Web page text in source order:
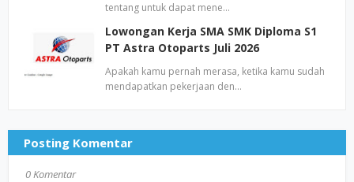
tentang untuk dapat mene…
Lowongan Kerja SMA SMK Diploma S1
PT Astra Otoparts Juli 2026
Apakah kamu pernah merasa, ketika kamu sudah
mendapatkan pekerjaan den…
Posting Komentar
0 Komentar